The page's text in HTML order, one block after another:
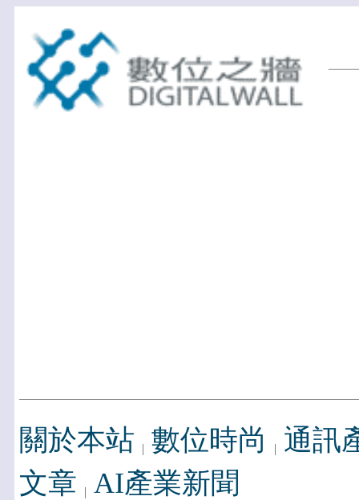
關於本站 數位時尚
通訊
文章 AI產業新聞